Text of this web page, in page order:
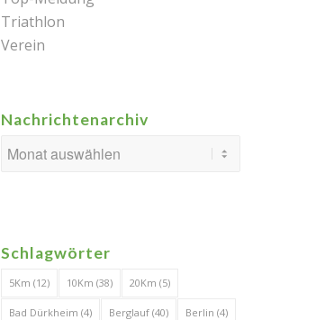
Triathlon
Verein
Nachrichtenarchiv
Schlagwörter
5Km (12) 10Km (38) 20Km (5)
Bad Dürkheim (4) Berglauf(40) Berlin (4)